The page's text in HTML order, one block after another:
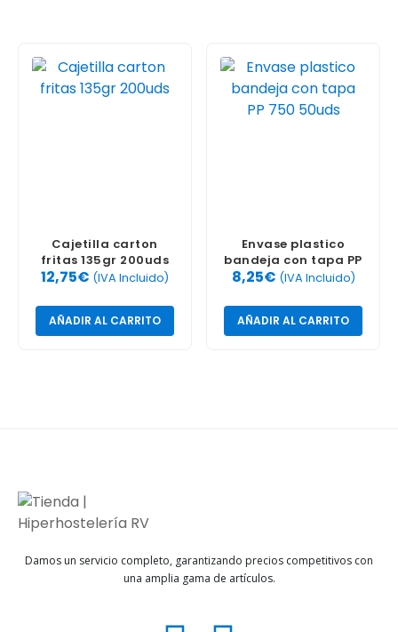
Cajetilla carton
fritas 135gr 200uds
12,75€ (IVA Incluido)
AÑADIR AL CARRITO
Envase plastico
bandeja con tapa PP
750 50uds
8,25€ (IVA Incluido)
AÑADIR AL CARRITO
Damos un servicio completo, garantizando precios competitivos con
una amplia gama de artículos.